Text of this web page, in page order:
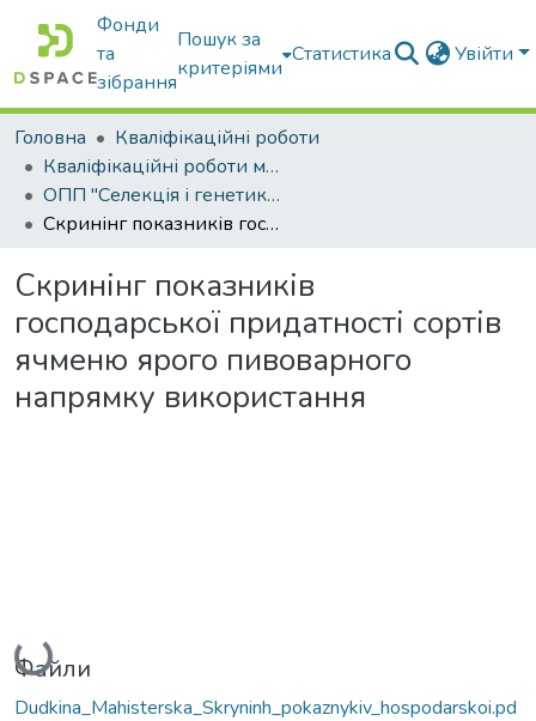
Фонди
та
зібрання
Пошук за
критеріями
Статистика Увійти
Головна
Кваліфікаційні роботи
Кваліфікаційні роботи магістрів
ОПП "Селекція і генетика сільськогосподарських культур"
Скринінг показників господарської придатності сортів ячменю ярого пивоварного напрямку використання
Скринінг показників
господарської придатності сортів
ячменю ярого пивоварного
напрямку використання
Вантажиться...
Файли
Dudkina_Mahisterska_Skryninh_pokaznykiv_hospodarskoi.pd